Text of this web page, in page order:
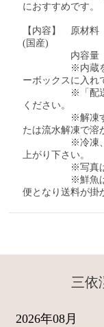
におすすめです。
【内容】 原材
(国産)
内容量
※内蔵
ーボックスに入れ
※「配
ください。
※解凍する場
たは流水解凍で溶
※冷凍、冷
上がり下さい。
※写真はイ
※鮮魚
便となり送料が掛
三依
2026年08月